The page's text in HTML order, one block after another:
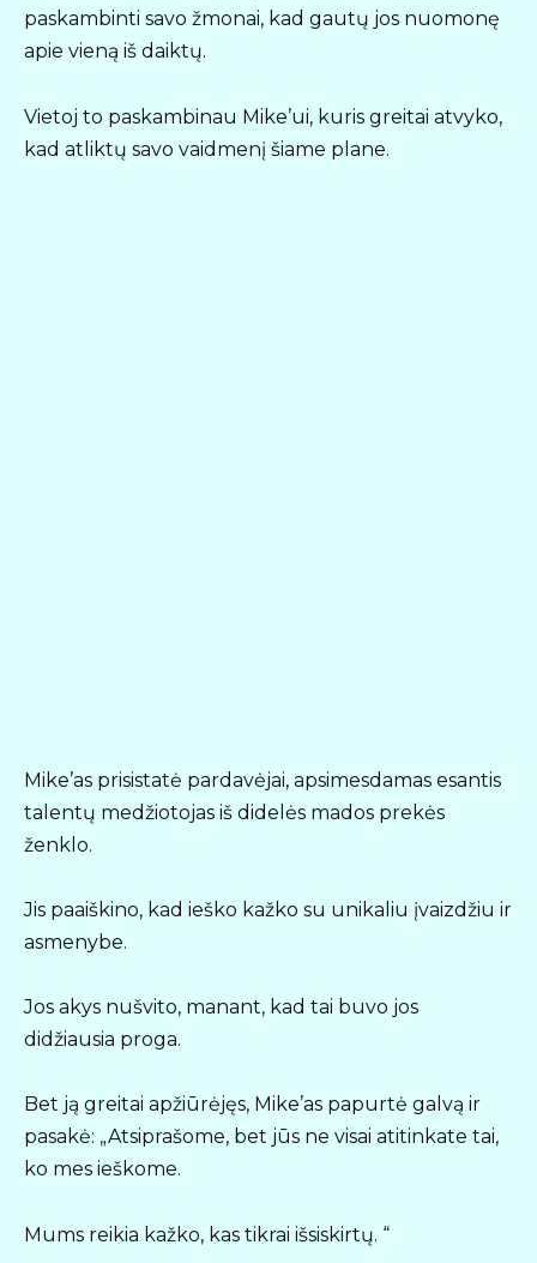
paskambinti savo žmonai, kad gautų jos nuomonę
apie vieną iš daiktų.
Vietoj to paskambinau Mike’ui, kuris greitai atvyko,
kad atliktų savo vaidmenį šiame plane.
Mike’as prisistatė pardavėjai, apsimesdamas esantis
talentų medžiotojas iš didelės mados prekės
ženklo.
Jis paaiškino, kad ieško kažko su unikaliu įvaizdžiu ir
asmenybe.
Jos akys nušvito, manant, kad tai buvo jos
didžiausia proga.
Bet ją greitai apžiūrėjęs, Mike’as papurtė galvą ir
pasakė: „Atsiprašome, bet jūs ne visai atitinkate tai,
ko mes ieškome.
Mums reikia kažko, kas tikrai išsiskirtų. “